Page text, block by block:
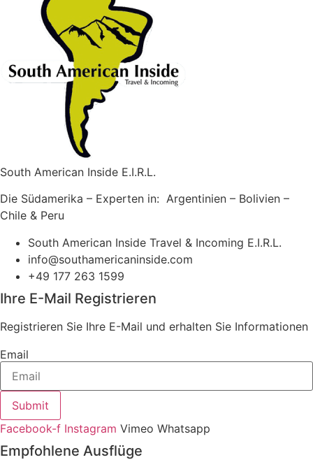
South American Inside E.I.R.L.
Die Südamerika – Experten in: Argentinien – Bolivien –
Chile & Peru
South American Inside Travel & Incoming E.I.R.L.
info@southamericaninside.com
+49 177 263 1599
Ihre E-Mail Registrieren
Registrieren Sie Ihre E-Mail und erhalten Sie Informationen
Email
Submit
Facebook-f Instagram Vimeo Whatsapp
Empfohlene Ausflüge